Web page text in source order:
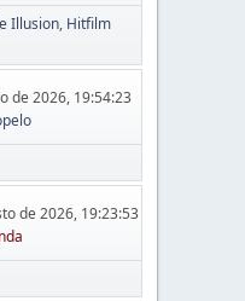
Illusion Hitfilm
de 2026, 19:54:23
de 2026, 19:23:53